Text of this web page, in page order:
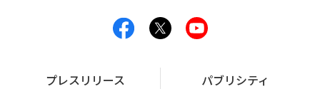
プレスリリース
パブリシティ